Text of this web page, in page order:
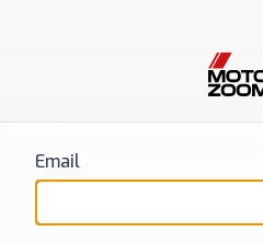
Email